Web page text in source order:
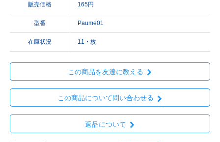
販売価格 165円
型番 Paume01
在庫状況 11・枚
この商品を友達に教える
この商品について問い合わせる
返品について